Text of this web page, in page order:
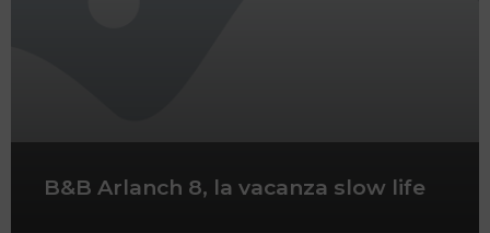
B&B Arlanch 8, la vacanza slow life